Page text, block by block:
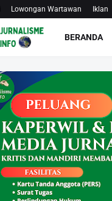
Lowongan Wartawan Iklan
BERANDA